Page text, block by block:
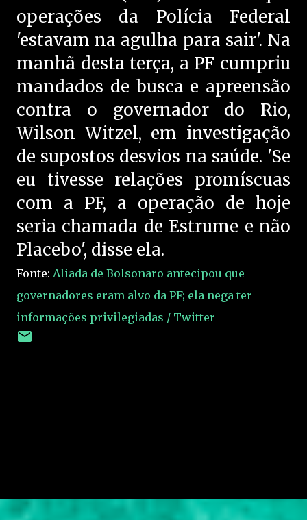
operações da Polícia Federal
'estavam na agulha para sair'. Na
manhã desta terça, a PF cumpriu
mandados de busca e apreensão
contra o governador do Rio,
Wilson Witzel, em investigação
de supostos desvios na saúde. 'Se
eu tivesse relações promíscuas
com a PF, a operação de hoje
seria chamada de Estrume e não
Placebo', disse ela.
Fonte: Aliada de Bolsonaro antecipou que
governadores eram alvo da PF; ela nega ter
informações privilegiadas / Twitter
n